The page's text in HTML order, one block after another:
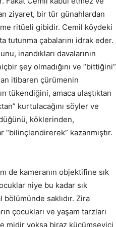
ziyaret, bir tür günahlardan
ritüeli gibidir. Cemil köydeki
tutunma çabalarını idrak eder.
inandıkları davalarının
şey olmadığını ve “bittiğini”
itibaren çürümenin
tükendiğini, amaca ulaştıktan
kurtulacağını söyler ve
köklerinden,
“bilinçlendirerek” kazanmıştır.
de kameranın objektifine sık
niye bu kadar sık
saklıdır. Zira
çocukları ve yaşam tarzları
midir yoksa biraz küçümseyici